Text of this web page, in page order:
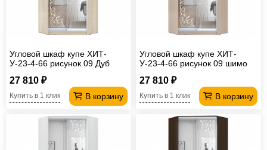
Угловой шкаф купе ХИТ-
У-23-4-66 рисунок 09 Дуб
27 810 ₽
В корзину
Купить в 1 клик
Угловой шкаф купе ХИТ-
У-23-4-66 рисунок 09 шимо
27 810 ₽
В корзину
Купить в 1 клик